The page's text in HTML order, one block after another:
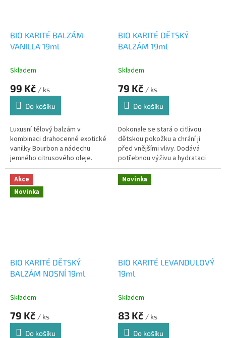
BIO KARITÉ BALZÁM
VANILLA 19ml
Skladem
99 Kč / ks
Do košíku
Luxusní tělový balzám v
kombinaci drahocenné exotické
vanilky Bourbon a nádechu
jemného citrusového oleje.
BIO KARITÉ DĚTSKÝ
BALZÁM 19ml
Skladem
79 Kč / ks
Do košíku
Dokonale se stará o citlivou
dětskou pokožku a chrání ji
před vnějšími vlivy. Dodává
potřebnou výživu a hydrataci
těla i obličeje
Akce
Novinka
BIO KARITÉ DĚTSKÝ
BALZÁM NOSNÍ 19ml
Skladem
79 Kč / ks
Do košíku
Novinka
BIO KARITÉ LEVANDULOVÝ
19ml
Skladem
83 Kč / ks
Do košíku